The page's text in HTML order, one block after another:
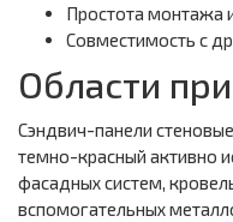
Простота монтажа
Совместимость с
Области
Сэндвич-панели
темно-красный активно
фасадных систем,
вспомогательных